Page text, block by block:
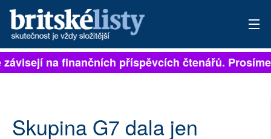
PŘIHLÁSIT
ARCHIV
na finančních příspěvcích čtenářů.
Skupina G7 dala jen